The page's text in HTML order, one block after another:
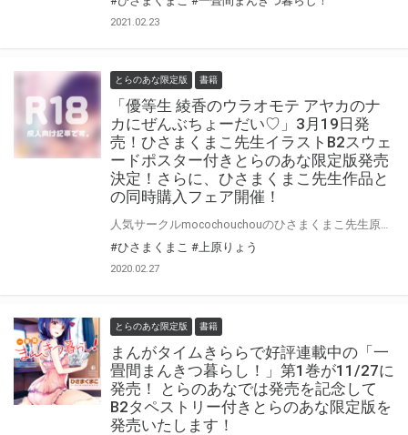
2021.02.23
とらのあな限定版 書籍
「優等生 綾香のウラオモテ アヤカのナ
カにぜんぶちょーだい♡」3月19日発
売！ひさまくまこ先生イラストB2スウェ
ードポスター付きとらのあな限定版発売
決定！さらに、ひさまくまこ先生作品と
の同時購入フェア開催！
#ひさまくまこ #上原りょう
2020.02.27
とらのあな限定版 書籍
まんがタイムきららで好評連載中の「一
畳間まんきつ暮らし！」第1巻が11/27に
発売！ とらのあなでは発売を記念して
B2タペストリー付きとらのあな限定版を
発売いたします！